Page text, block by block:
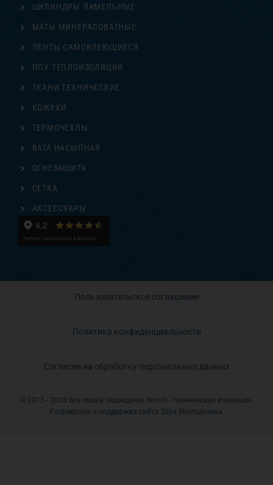
ЦИЛИНДРЫ ЛАМЕЛЬНЫЕ
МАТЫ МИНЕРАЛОВАТНЫЕ
ЛЕНТЫ САМОКЛЕЮЩИЕСЯ
ППУ ТЕПЛОИЗОЛЯЦИЯ
ТКАНИ ТЕХНИЧЕСКИЕ
КОЖУХИ
ТЕРМОЧЕХЛЫ
ВАТА НАСЫПНАЯ
ОГНЕЗАЩИТА
СЕТКА
АКСЕССУАРЫ
Пользовательское соглашение
Политика конфиденциальности
Согласие на обработку персональных данных
© 2015 - 2026 Все права защищены. Isoroll - техническая изоляция.
Разработка и поддержка сайта Zilya Shamanaeva.